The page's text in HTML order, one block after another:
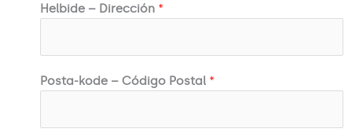
Helbide – Dirección *
Posta-kode – Código Postal *